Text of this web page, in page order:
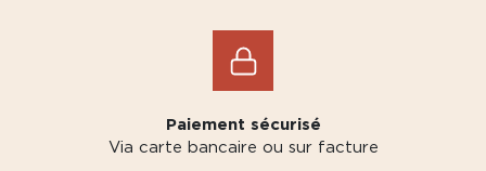
Paiement sécurisé
Via carte bancaire ou sur facture